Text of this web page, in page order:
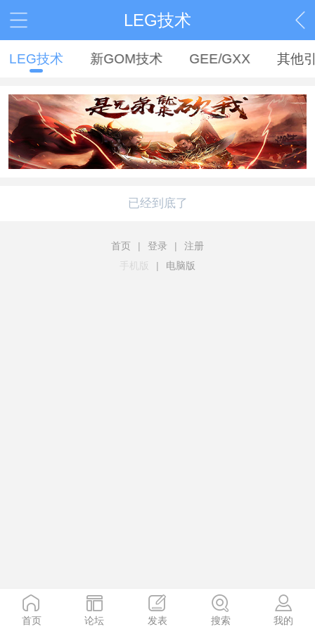
LEG技术
LEG技术 新GOM技术 GEE/GXX 其他
已经到底了
首页 | 登录 |
注册
手机版
| 电脑版
首页 论坛 发表 搜索 我的